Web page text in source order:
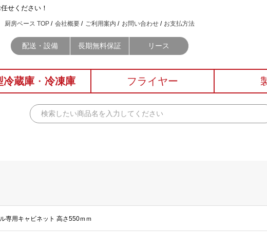
せください！
厨房ベース TOP 会社概要 ご利用案内 お問い合わせ お支払方法
配送・設備 長期無料保証 リース
冷蔵庫 ・ 冷凍庫 フライヤー
専用キャビネット 高さ550ｍｍ